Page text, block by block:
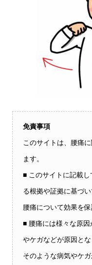
免責事項
このサイトは、腰痛
ます。
■ このサイトに記載
る根拠や証拠に基づ
腰痛について効果を
■ 腰痛には様々な原
やケガなどが原因と
そのような病気やケ